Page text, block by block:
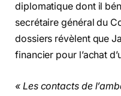
diplomatique dont il
secrétaire général du
dossiers révèlent que
financier pour l’achat
« Les contacts de